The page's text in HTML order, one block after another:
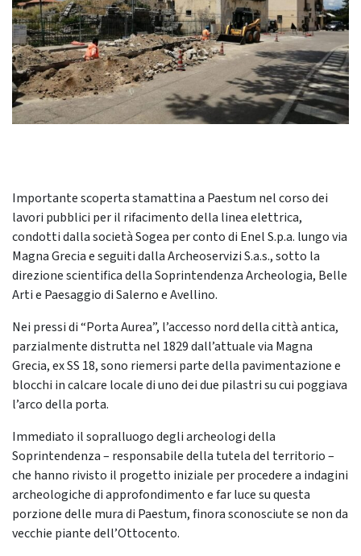
Importante scoperta stamattina a Paestum nel corso dei
lavori pubblici per il rifacimento della linea elettrica,
condotti dalla società Sogea per conto di Enel S.p.a. lungo via
Magna Grecia e seguiti dalla Archeoservizi S.a.s., sotto la
direzione scientifica della Soprintendenza Archeologia, Belle
Arti e Paesaggio di Salerno e Avellino.
Nei pressi di “Porta Aurea”, l’accesso nord della città antica,
parzialmente distrutta nel 1829 dall’attuale via Magna
Grecia, ex SS 18, sono riemersi parte della pavimentazione e
blocchi in calcare locale di uno dei due pilastri su cui poggiava
l’arco della porta.
Immediato il sopralluogo degli archeologi della
Soprintendenza – responsabile della tutela del territorio –
che hanno rivisto il progetto iniziale per procedere a indagini
archeologiche di approfondimento e far luce su questa
porzione delle mura di Paestum, finora sconosciute se non da
vecchie piante dell’Ottocento.